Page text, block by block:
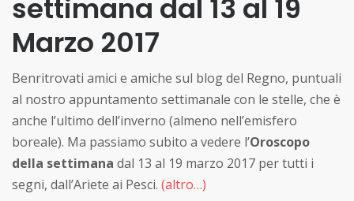
settimana dal 13 al 19
Marzo 2017
Benritrovati amici e amiche sul blog del Regno, puntuali
al nostro appuntamento settimanale con le stelle, che è
anche l’ultimo dell’inverno (almeno nell’emisfero
boreale). Ma passiamo subito a vedere l’Oroscopo
della settimana dal 13 al 19 marzo 2017 per tutti i
segni, dall’Ariete ai Pesci. (altro…)